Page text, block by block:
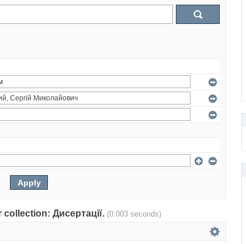
Дисертації. (0.003 seconds)